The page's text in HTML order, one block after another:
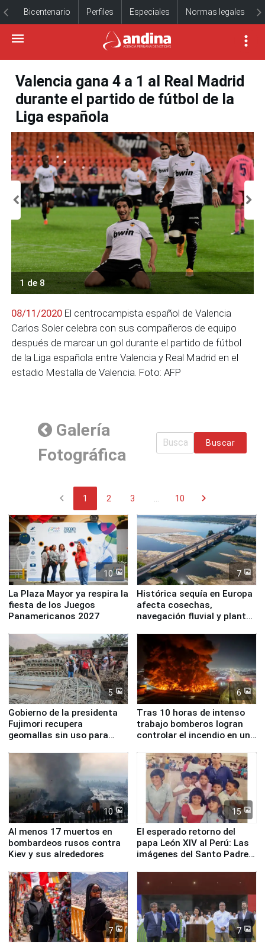
Bicentenario Perfiles Especiales Normas legales
Valencia gana 4 a 1 al Real Madrid
durante el partido de fútbol de la
Liga española
1 de 8
08/11/2020 El centrocampista español de Valencia
Carlos Soler celebra con sus compañeros de equipo
después de marcar un gol durante el partido de fútbol
de la Liga española entre Valencia y Real Madrid en el
estadio Mestalla de Valencia. Foto: AFP
Galería
Fotográfica
Buscar
chevron_left 1 2 3 10 chevron_right
10
La Plaza Mayor ya respira la
fiesta de los Juegos
Panamericanos 2027
7
Histórica sequía en Europa
afecta cosechas,
navegación fluvial y plantas
5
Gobierno de la presidenta
Fujimori recupera
geomallas sin uso para
Fenómeno El Niño
6
Tras 10 horas de intenso
trabajo bomberos logran
controlar el incendio en una
de Chile
10
Al menos 17 muertos en
bombardeos rusos contra
Kiev y sus alrededores
15
El esperado retorno del
papa León XIV al Perú: Las
imágenes del Santo Padre
7 7